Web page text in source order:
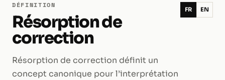
DÉFINITION
Résorption de
correction
Résorption de correction définit un
concept canonique pour l’interprétation
FR EN